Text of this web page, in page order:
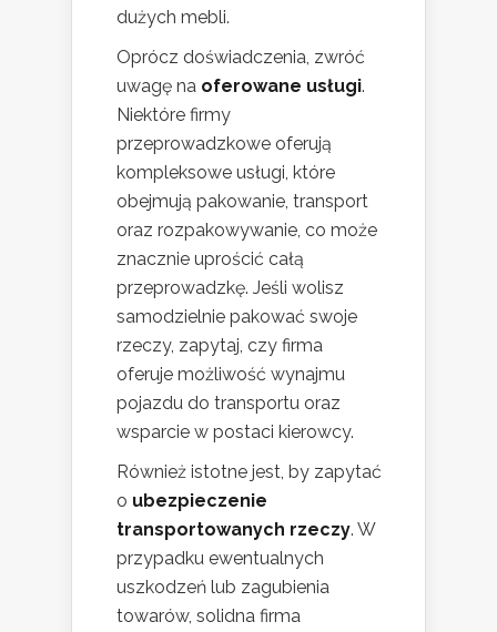
dużych mebli.
Oprócz doświadczenia, zwróć
uwagę na oferowane usługi.
Niektóre firmy
przeprowadzkowe oferują
kompleksowe usługi, które
obejmują pakowanie, transport
oraz rozpakowywanie, co może
znacznie uprościć całą
przeprowadzkę. Jeśli wolisz
samodzielnie pakować swoje
rzeczy, zapytaj, czy firma
oferuje możliwość wynajmu
pojazdu do transportu oraz
wsparcie w postaci kierowcy.
Również istotne jest, by zapytać
o ubezpieczenie
transportowanych rzeczy. W
przypadku ewentualnych
uszkodzeń lub zagubienia
towarów, solidna firma